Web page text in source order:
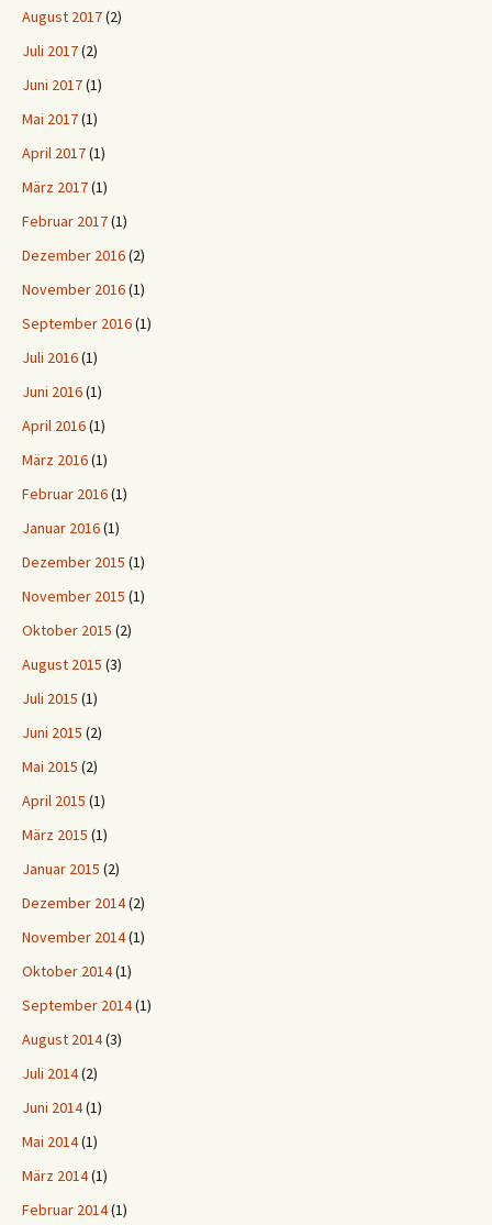
August 2017(2)
Juli 2017(2)
Juni 2017(1)
Mai 2017(1)
April 2017(1)
März 2017(1)
Februar 2017(1)
Dezember 2016(2)
November 2016(1)
September 2016(1)
Juli 2016(1)
Juni 2016(1)
April 2016(1)
März 2016(1)
Februar 2016(1)
Januar 2016(1)
Dezember 2015 (1)
November 2015 (1)
Oktober 2015 (2)
August 2015 (3)
Juli 2015 (1)
Juni 2015 (2)
Mai 2015 (2)
April 2015 (1)
März 2015 (1)
Januar 2015 (2)
Dezember 2014(2)
November 2014(1)
Oktober 2014(1)
September 2014(1)
August 2014(3)
Juli 2014(2)
Juni 2014(1)
Mai 2014(1)
März 2014(1)
Februar 2014(1)